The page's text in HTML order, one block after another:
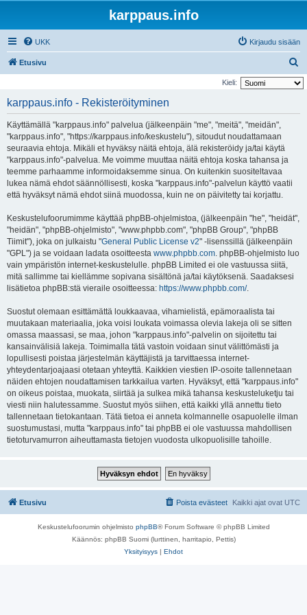
karppaus.info
UKK Kirjaudu sisään
Etusivu
t
Kieli:
karppaus.info - Rekisteröityminen
Käyttämällä "karppaus.info" palvelua (jälkeenpäin "me", "meitä", "meidän",
"karppaus.info", "https://karppaus.info/keskustelu"), sitoudut noudattamaan
seuraavia ehtoja. Mikäli et hyväksy näitä ehtoja, älä rekisteröidy ja/tai käytä
"karppaus.info"-palvelua. Me voimme muuttaa näitä ehtoja koska tahansa ja
teemme parhaamme informoidaksemme sinua. On kuitenkin suositeltavaa
lukea nämä ehdot säännöllisesti, koska "karppaus.info"-palvelun käyttö vaatii
että hyväksyt nämä ehdot siinä muodossa, kuin ne on päivitetty tai korjattu.
Keskustelufoorumimme käyttää phpBB-ohjelmistoa, (jälkeenpäin "he", "heidät",
"heidän", "phpBB-ohjelmisto", "www.phpbb.com", "phpBB Group", "phpBB
Tiimit"), joka on julkaistu "General Public License v2" -lisenssillä (jälkeenpäin
"GPL") ja se voidaan ladata osoitteesta www.phpbb.com. phpBB-ohjelmisto luo
vain ympäristön internet-keskustelulle. phpBB Limited ei ole vastuussa siitä,
mitä sallimme tai kiellämme sopivana sisältönä ja/tai käytöksenä. Saadaksesi
lisätietoa phpBB:stä vieraile osoitteessa: https://www.phpbb.com/.
Suostut olemaan esittämättä loukkaavaa, vihamielistä, epämoraalista tai
muutakaan materiaalia, joka voisi loukata voimassa olevia lakeja oli se sitten
omassa maassasi, se maa, johon "karppaus.info"-palvelin on sijoitettu tai
kansainvälisiä lakeja. Toimimalla tätä vastoin voidaan sinut välittömästi ja
lopullisesti poistaa järjestelmän käyttäjistä ja tarvittaessa internet-
yhteydentarjoajaasi otetaan yhteyttä. Kaikkien viestien IP-osoite tallennetaan
näiden ehtojen noudattamisen tarkkailua varten. Hyväksyt, että "karppaus.info"
on oikeus poistaa, muokata, siirtää ja sulkea mikä tahansa keskusteluketju tai
viesti niin halutessamme. Suostut myös siihen, että kaikki yllä annettu tieto
tallennetaan tietokantaan. Tätä tietoa ei anneta kolmannelle osapuolelle ilman
suostumustasi, mutta "karppaus.info" tai phpBB ei ole vastuussa mahdollisen
tietoturvamurron aiheuttamasta tietojen vuodosta ulkopuolisille tahoille.
Etusivu Kaikki ajat ovat UTC
Poista evästeet
Keskustelufoorumin ohjelmisto phpBB® Forum Software © phpBB Limited
Käännös: phpBB Suomi (lurttinen, harritapio, Pettis)
Yksityisyys | Ehdot